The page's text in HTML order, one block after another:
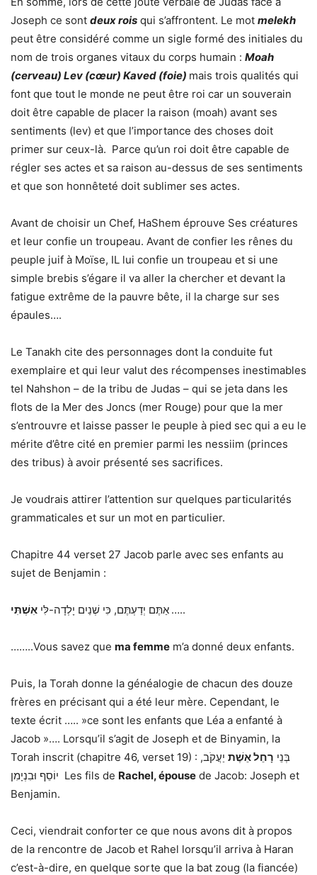
Joseph ce sont deux rois qui s’affrontent. Le mot melekh
peut être considéré comme un sigle formé des initiales du
nom de trois organes vitaux du corps humain : Moah
(cerveau) Lev (cœur) Kaved (foie) mais trois qualités qui
font que tout le monde ne peut être roi car un souverain
doit être capable de placer la raison (moah) avant ses
sentiments (lev) et que l’importance des choses doit
primer sur ceux-là. Parce qu’un roi doit être capable de
régler ses actes et sa raison au-dessus de ses sentiments
et que son honnêteté doit sublimer ses actes.
Avant de choisir un Chef, HaShem éprouve Ses créatures
et leur confie un troupeau. Avant de confier les rênes du
peuple juif à Moïse, IL lui confie un troupeau et si une
simple brebis s’égare il va aller la chercher et devant la
fatigue extrême de la pauvre bête, il la charge sur ses
épaules….
Le Tanakh cite des personnages dont la conduite fut
exemplaire et qui leur valut des récompenses inestimables
tel Nahshon – de la tribu de Judas – qui se jeta dans les
flots de la Mer des Joncs (mer Rouge) pour que la mer
s’entrouvre et laisse passer le peuple à pied sec qui a eu le
mérite d’être cité en premier parmi les nessiim (princes
des tribus) à avoir présenté ses sacrifices.
Je voudrais attirer l’attention sur quelques particularités
grammaticales et sur un mot en particulier.
Chapitre 44 verset 27 Jacob parle avec ses enfants au
sujet de Benjamin :
אַתֶּם יְדַעְתֶּם, כִּי שְׁנַיִם יָלְדָה-לִּי …..
……..Vous savez que ma femme m’a donné deux enfants.
Puis, la Torah donne la généalogie de chacun des douze
frères en précisant qui a été leur mère. Cependant, le
texte écrit ….. »ce sont les enfants que Léa a enfanté à
Jacob »…. Lorsqu’il s’agit de Joseph et de Binyamin, la
Torah inscrit (chapitre 46, verset 19) : בְּנֵי רָחֵל אֵשֶׁת יַעֲקֹב,
יוֹסֵף וּבִנְיָמִן Les fils de Rachel, épouse de Jacob: Joseph et
Benjamin.
Ceci, viendrait conforter ce que nous avons dit à propos
de la rencontre de Jacob et Rahel lorsqu’il arriva à Haran
c’est-à-dire, en quelque sorte que la bat zoug (la fiancée)